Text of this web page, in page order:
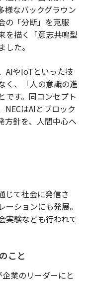
様なバックグラウン
の「分断」を克服
を描く「意志共鳴型
た。
AIやIoTといった技
く、「人の意識の進
です。同コンセプト
NECはAIとブロック
方針を、人間中心へ
じて社会に発信さ
ションにも発展。
実験なども行われて
こと
業のリーダーにと